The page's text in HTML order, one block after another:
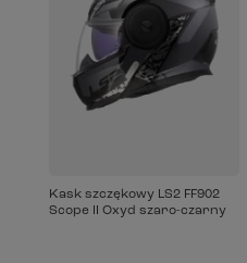
Kask szczękowy LS2 FF902
Scope II Oxyd szaro-czarny